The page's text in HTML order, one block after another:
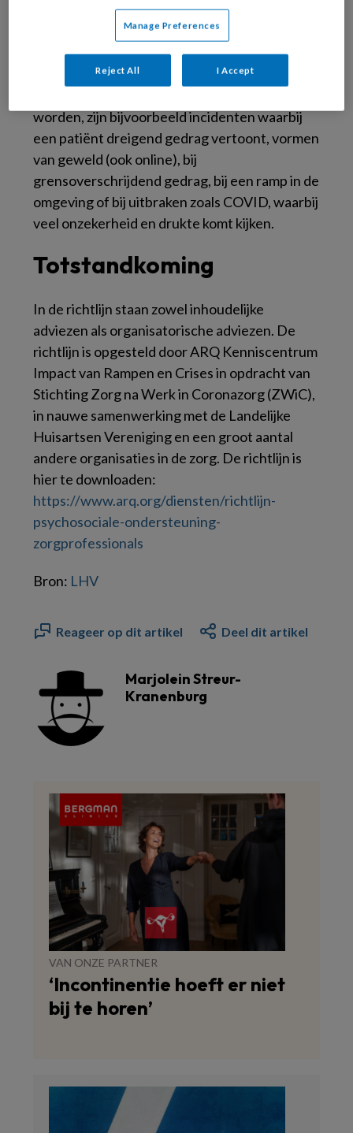
Wanneer gebruiken?
worden, zijn bijvoorbeeld incidenten waarbij
een patiënt dreigend gedrag vertoont, vormen
van geweld (ook online), bij
grensoverschrijdend gedrag, bij een ramp in de
omgeving of bij uitbraken zoals COVID, waarbij
veel onzekerheid en drukte komt kijken.
Totstandkoming
In de richtlijn staan zowel inhoudelijke
adviezen als organisatorische adviezen. De
richtlijn is opgesteld door ARQ Kenniscentrum
Impact van Rampen en Crises in opdracht van
Stichting Zorg na Werk in Coronazorg (ZWiC),
in nauwe samenwerking met de Landelijke
Huisartsen Vereniging en een groot aantal
andere organisaties in de zorg. De richtlijn is
hier te downloaden:
https://www.arq.org/diensten/richtlijn-
psychosociale-ondersteuning-
zorgprofessionals
Bron: LHV
Reageer op dit artikel Deel dit artikel
Marjolein Streur-
Kranenburg
VAN ONZE PARTNER
‘Incontinentie hoeft er niet
bij te horen’
Manage Preferences
Reject All I Accept